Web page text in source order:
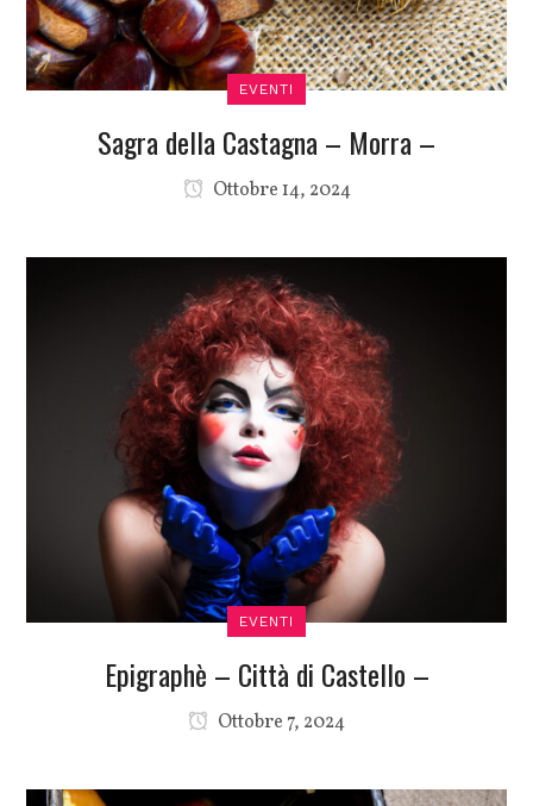
EVENTI
Sagra della Castagna – Morra –
Ottobre 14, 2024
EVENTI
Epigraphè – Città di Castello –
Ottobre 7, 2024